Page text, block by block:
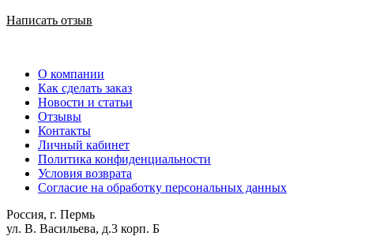
Написать отзыв
О компании
Как сделать заказ
Новости и статьи
Отзывы
Контакты
Личный кабинет
Политика конфиденциальности
Условия возврата
Согласие на обработку персональных данных
Россия, г. Пермь
ул. В. Васильева, д.3 корп. Б